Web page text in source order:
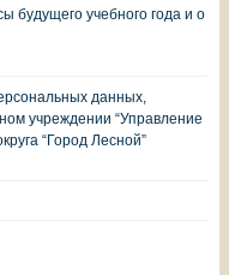
будущего учебного года и о
данных,
учреждении “Управление
“Город Лесной”